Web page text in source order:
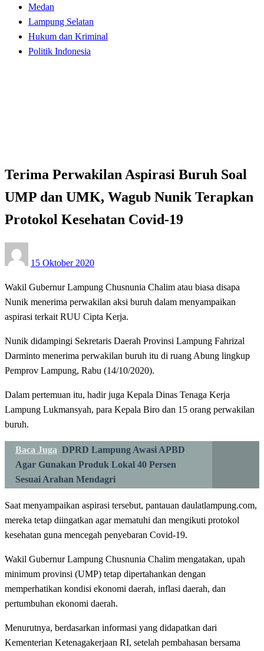
Medan
Lampung Selatan
Hukum dan Kriminal
Politik Indonesia
Terima Perwakilan Aspirasi Buruh Soal
UMP dan UMK, Wagub Nunik Terapkan
Protokol Kesehatan Covid-19
on
15 Oktober 2020
Wakil Gubernur Lampung Chusnunia Chalim atau biasa disapa
Nunik menerima perwakilan aksi buruh dalam menyampaikan
aspirasi terkait RUU Cipta Kerja.
Nunik didampingi Sekretaris Daerah Provinsi Lampung Fahrizal
Darminto menerima perwakilan buruh itu di ruang Abung lingkup
Pemprov Lampung, Rabu (14/10/2020).
Dalam pertemuan itu, hadir juga Kepala Dinas Tenaga Kerja
Lampung Lukmansyah, para Kepala Biro dan 15 orang perwakilan
buruh.
Baca Juga DPRD Lampung Awasi APBD
Agar Gunakan Produk Lokal 40 Persen
Sesuai Arahan Mendagri
Saat menyampaikan aspirasi tersebut, pantauan daulatlampung.com,
mereka tetap diingatkan agar mematuhi dan mengikuti protokol
kesehatan guna mencegah penyebaran Covid-19.
Wakil Gubernur Lampung Chusnunia Chalim mengatakan, upah
minimum provinsi (UMP) tetap dipertahankan dengan
memperhatikan kondisi ekonomi daerah, inflasi daerah, dan
pertumbuhan ekonomi daerah.
Menurutnya, berdasarkan informasi yang didapatkan dari
Kementerian Ketenagakerjaan RI, setelah pembahasan bersama